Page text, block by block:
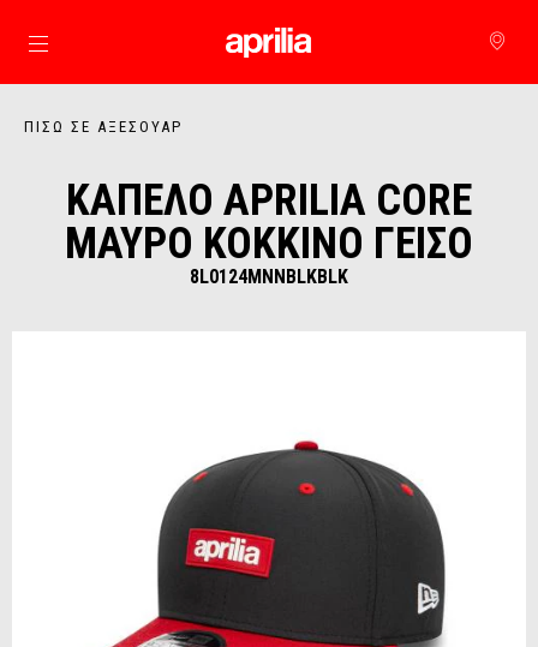
Μετάβαση στο κυρίως περιεχόμενο
ΠΊΣΩ ΣΕ ΑΞΕΣΟΥΆΡ
ΚΑΠΕΛΟ APRILIA CORE
ΜΑΥΡΟ ΚΟΚΚΙΝΟ ΓΕΙΣΟ
8L0124MNNBLKBLK
Προηγούμενο